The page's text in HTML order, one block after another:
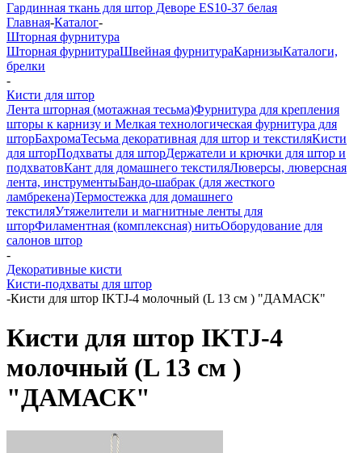
Гардинная ткань для штор Деворе ES10-37 белая
Главная-Каталог-
Шторная фурнитура
Шторная фурнитураШвейная фурнитураКарнизыКаталоги,
брелки
-
Кисти для штор
Лента шторная (мотажная тесьма)Фурнитура для крепления
шторы к карнизу и Мелкая технологическая фурнитура для
шторБахромаТесьма декоративная для штор и текстиляКисти
для шторПодхваты для шторДержатели и крючки для штор и
подхватовКант для домашнего текстиляЛюверсы, люверсная
лента, инструментыБандо-шабрак (для жесткого
ламбрекена)Термостежка для домашнего
текстиляУтяжелители и магнитные ленты для
шторФиламентная (комплексная) нитьОборудование для
салонов штор
-
Декоративные кисти
Кисти-подхваты для штор
-Кисти для штор IKTJ-4 молочный (L 13 см ) "ДАМАСК"
Кисти для штор IKTJ-4
молочный (L 13 см )
"ДАМАСК"